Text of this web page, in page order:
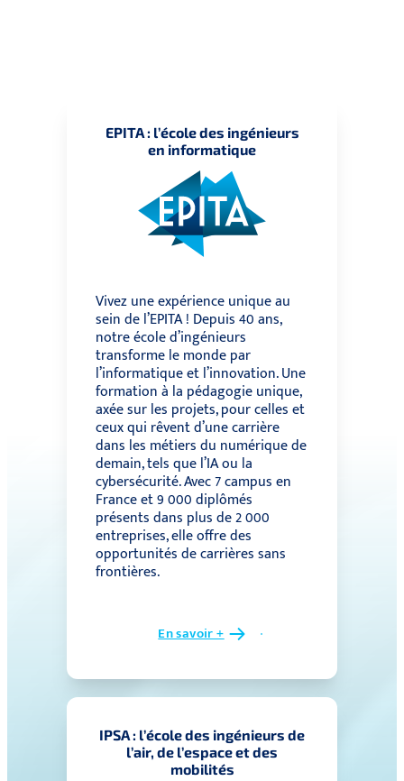
EPITA : l’école des ingénieurs
en informatique
Vivez une expérience unique au
sein de l’EPITA ! Depuis 40 ans,
notre école d’ingénieurs
transforme le monde par
l’informatique et l’innovation. Une
formation à la pédagogie unique,
axée sur les projets, pour celles et
ceux qui rêvent d’une carrière
dans les métiers du numérique de
demain, tels que l’IA ou la
cybersécurité. Avec 7 campus en
France et 9 000 diplômés
présents dans plus de 2 000
entreprises, elle offre des
opportunités de carrières sans
frontières.
En savoir +
IPSA : l’école des ingénieurs de
l’air, de l’espace et des
mobilités